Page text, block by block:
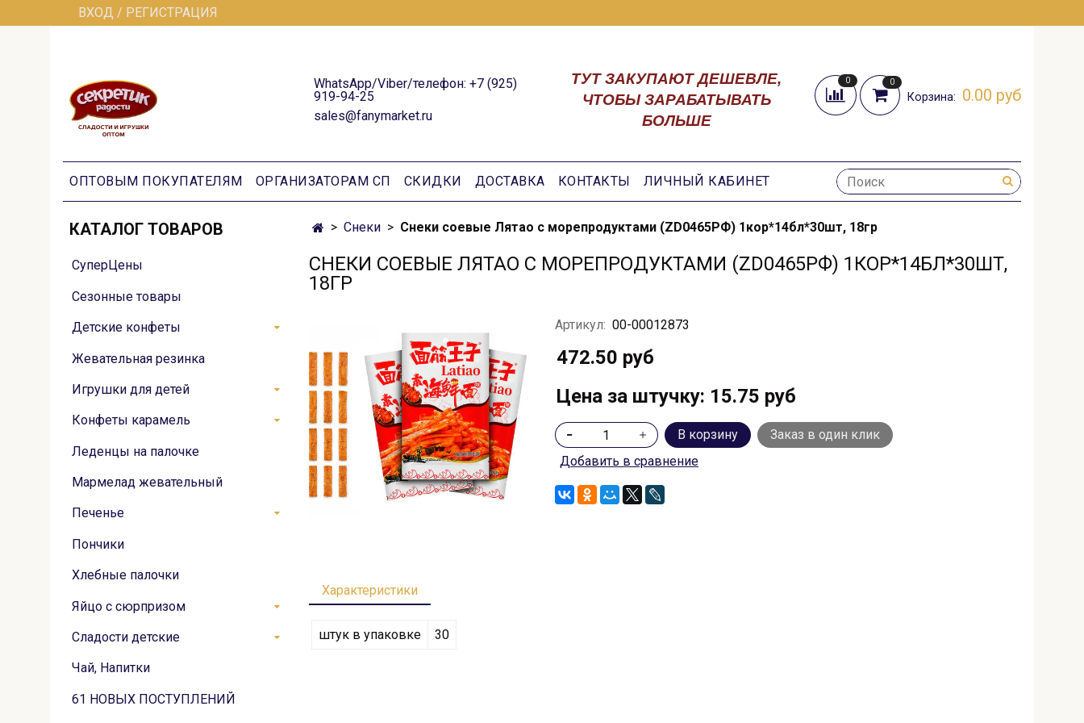
ВХОД / РЕГИСТРАЦИЯ
WhatsApp/Viber/телефон: +7 (925)
919-94-25
sales@fanymarket.ru
ТУТ ЗАКУПАЮТ ДЕШЕВЛЕ,
ЧТОБЫ ЗАРАБАТЫВАТЬ
БОЛЬШЕ
0 0
Корзина: 0.00 руб
ОПТОВЫМ ПОКУПАТЕЛЯМ ОРГАНИЗАТОРАМ СП СКИДКИ ДОСТАВКА КОНТАКТЫ ЛИЧНЫЙ КАБИНЕТ
Снеки Снеки соевые Лятао с морепродуктами (ZD0465РФ) 1кор*14бл*30шт, 18гр
СНЕКИ СОЕВЫЕ ЛЯТАО С МОРЕПРОДУКТАМИ (ZD0465РФ) 1КОР*14БЛ*30ШТ,
18ГР
Артикул: 00-00012873
472.50 руб
Цена за штучку: 15.75 руб
В корзину
Заказ в один клик
Добавить в сравнение
Характеристики
штук в упаковке 30
КАТАЛОГ ТОВАРОВ
СуперЦены
Сезонные товары
Детские конфеты
Жевательная резинка
Игрушки для детей
Конфеты карамель
Леденцы на палочке
Мармелад жевательный
Печенье
Пончики
Хлебные палочки
Яйцо с сюрпризом
Сладости детские
Чай, Напитки
61 НОВЫХ ПОСТУПЛЕНИЙ